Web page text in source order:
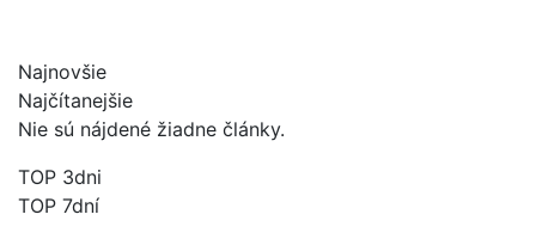
Najnovšie
Najčítanejšie
Nie sú nájdené žiadne články.
TOP 3dni
TOP 7dní